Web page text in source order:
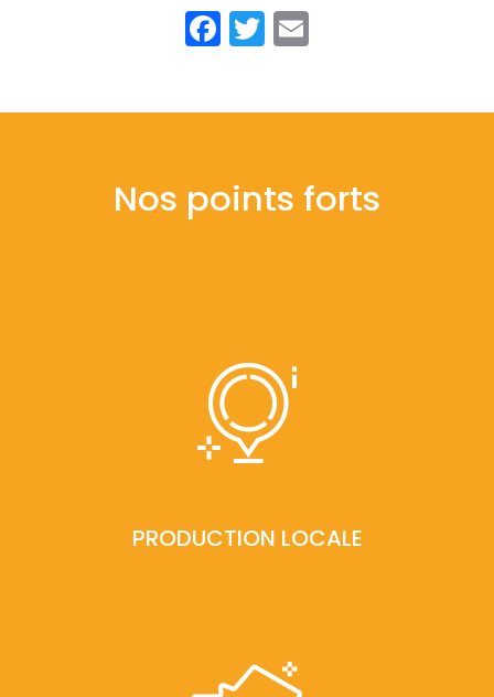
Facebook
Twitter
Nos points forts
PRODUCTION LOCALE